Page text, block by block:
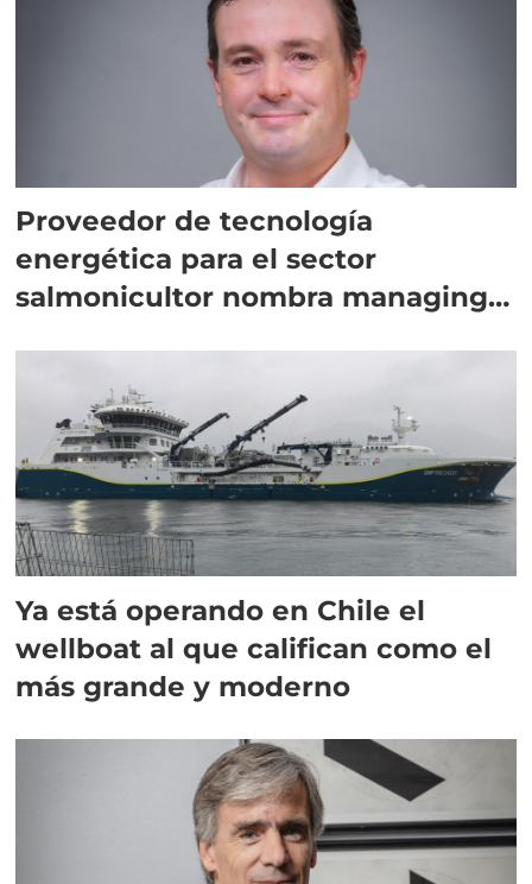
Proveedor de tecnología
energética para el sector
salmonicultor nombra managing
Ya está operando en Chile el
wellboat al que califican como el
más grande y moderno